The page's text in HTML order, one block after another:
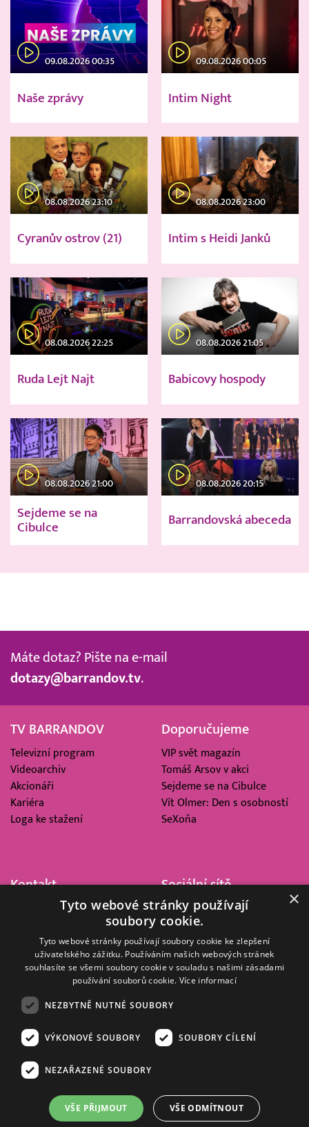
09.08.2026 00:35
Naše zprávy
09.08.2026 00:05
Intim Night
08.08.2026 23:10
Cyranův ostrov (21)
08.08.2026 23:00
Intim s Heidi Janků
08.08.2026 22:25
Ruda Lejt Najt
08.08.2026 21:05
Babicovy hospody
08.08.2026 21:00
Sejdeme se na
Cibulce
08.08.2026 20:15
Barrandovská abeceda
Máte dotaz? Pište na e-mail
dotazy@barrandov.tv.
TV BARRANDOV
Televizní program
Videoarchiv
Akcionáři
Kariéra
Loga ke stažení
Doporučujeme
VIP svět magazín
Tomáš Arsov v akci
Sejdeme se na Cibulce
Vít Olmer: Den s osobností
SeXoňa
Kontakt
Barrandov Televizní Studio,
Kříženeckého nám. 322
152 00 Praha 5
IČ 416 93 311
Sociální sítě
© 2008–2026 EMPRESA MEDIA, a.s. Všechna práva vyhrazena.
Zásady ochrany osobních a dalších zpracovávaných údajů
Informace o měření sledovanosti videa ve video archivu
Nielsen Digital Measurement
. Využíváme grafické podklady z
×
Tyto webové stránky používají
soubory cookie.
Tyto webové stránky používají soubory cookie ke zlepšení
uživatelského zážitku. Používáním našich webových stránek
souhlasíte se všemi soubory cookie v souladu s našimi zásadami
používání souborů cookie. Více informací
NEZBYTNĚ NUTNÉ SOUBORY
VÝKONOVÉ SOUBORY SOUBORY CÍLENÍ
NEZAŘAZENÉ SOUBORY
VŠE PŘIJMOUT VŠE ODMÍTNOUT